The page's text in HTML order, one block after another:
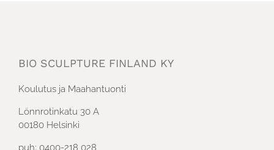
BIO SCULPTURE FINLAND KY
Koulutus ja Maahantuonti
Lönnrotinkatu 30 A
00180 Helsinki
puh: 0400-218 028